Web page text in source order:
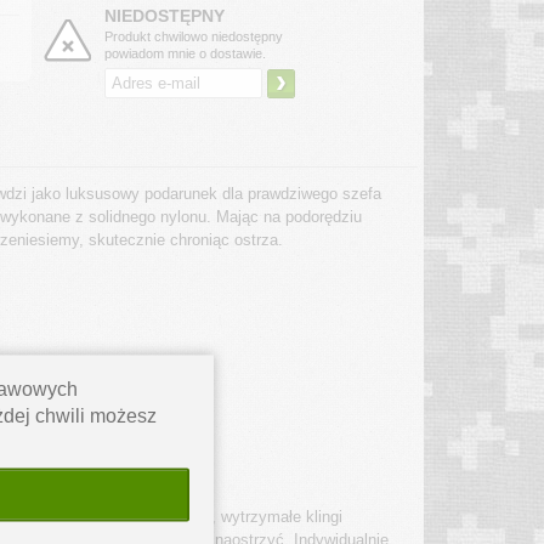
NIEDOSTĘPNY
Produkt chwilowo niedostępny
powiadom mnie o dostawie.
›
jako luksusowy podarunek dla prawdziwego szefa
z solidnego nylonu. Mając na podorędziu
skutecznie chroniąc ostrza.
a ich cienkie, twarde, wytrzymałe klingi
i łatwiej je wyczyścić czy naostrzyć. Indywidualnie
chwili możesz